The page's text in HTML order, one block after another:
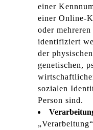
einer
einer Online-
oder
identifiziert
der
genetischen,
sozialen
Person sind.